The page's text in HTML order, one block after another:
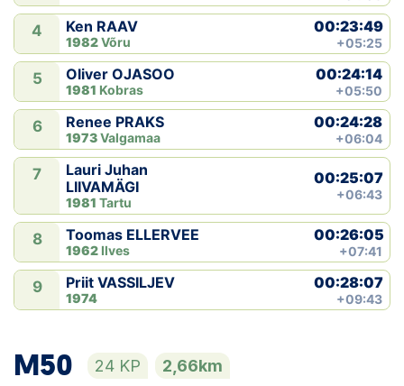
4 Ken RAAV
1982Võru
00:23:49
+05:25
5 Oliver OJASOO
1981 Kobras
00:24:14
+05:50
6 Renee PRAKS
1973Valgamaa
00:24:28
+06:04
7
Lauri Juhan
LIIVAMÄGI
1981 Tartu
00:25:07
+06:43
8 Toomas ELLERVEE
1962 Ilves
00:26:05
+07:41
9 Priit VASSILJEV
1974
00:28:07
+09:43
M50 24 KP 2,66km